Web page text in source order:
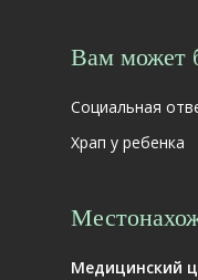
Вам может
Социальная
Храп у ребенка
Медицинский